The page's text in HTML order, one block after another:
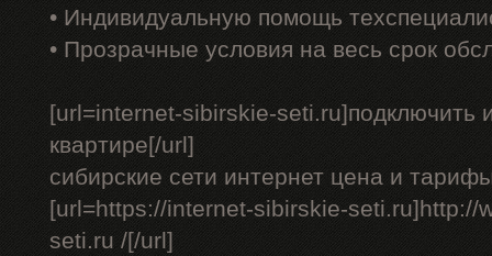
• Индивидуальную помощь
• Прозрачные условия на весь срок
[url=internet-sibirskie-seti.ru]подключить
квартире[/url]
сибирские сети интернет цена и
[url=https://internet-sibirskie-seti.ru]http://
seti.ru /[/url]